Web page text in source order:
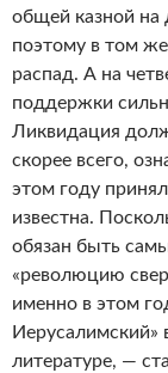
общей казной
поэтому в том
распад. А на
поддержки
Ликвидация
скорее всего,
этом году
известна.
обязан быть
«революцию
именно в этом
Иерусалимский»
литературе, —